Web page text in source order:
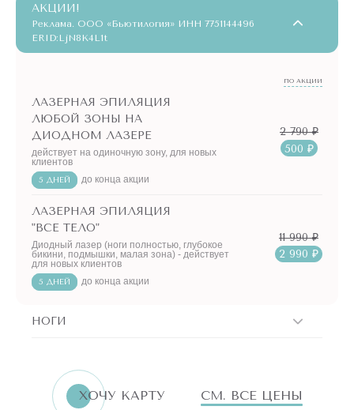
АКЦИИ!
Реклама. ООО «Бьютилогия» ИНН 7751144496
ERID:LjN8K4L1t
ПО АКЦИИ
ЛАЗЕРНАЯ ЭПИЛЯЦИЯ
ЛЮБОЙ ЗОНЫ НА
ДИОДНОМ ЛАЗЕРЕ
действует на одиночную зону, для новых
клиентов
5 ДНЕЙ до конца акции
2 790 ₽
500 ₽
ЛАЗЕРНАЯ ЭПИЛЯЦИЯ
"ВСЕ ТЕЛО"
Диодный лазер (ноги полностью, глубокое
бикини, подмышки, малая зона) - действует
для новых клиентов
5 ДНЕЙ до конца акции
11 990 ₽
2 990 ₽
НОГИ
ХОЧУ КАРТУ СМ. ВСЕ ЦЕНЫ